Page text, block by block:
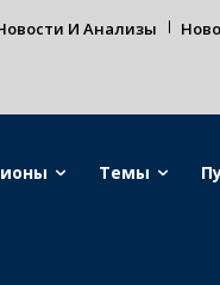
И Анализы
Темы